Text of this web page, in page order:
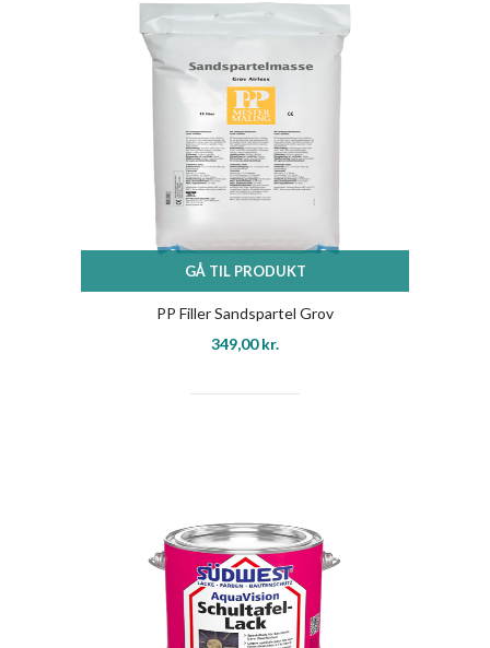
GÅ TIL PRODUKT
PP Filler Sandspartel Grov
349,00kr.